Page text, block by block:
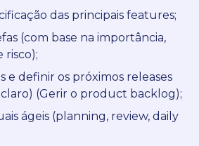
das principais features;
(com base na importância,
risco);
e definir os próximos releases
(Gerir o product backlog);
ágeis (planning, review, daily